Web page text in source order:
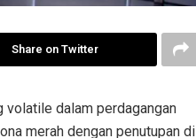
Share on Twitter
volatile dalam perdagangan
merah dengan penutupan di